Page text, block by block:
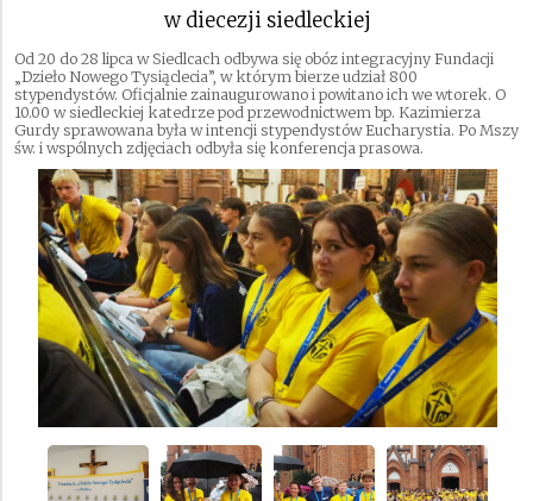
w diecezji siedleckiej
Od 20 do 28 lipca w Siedlcach odbywa się obóz integracyjny Fundacji
„Dzieło Nowego Tysiąclecia”, w którym bierze udział 800
stypendystów. Oficjalnie zainaugurowano i powitano ich we wtorek. O
10.00 w siedleckiej katedrze pod przewodnictwem bp. Kazimierza
Gurdy sprawowana była w intencji stypendystów Eucharystia. Po Mszy
św. i wspólnych zdjęciach odbyła się konferencja prasowa.